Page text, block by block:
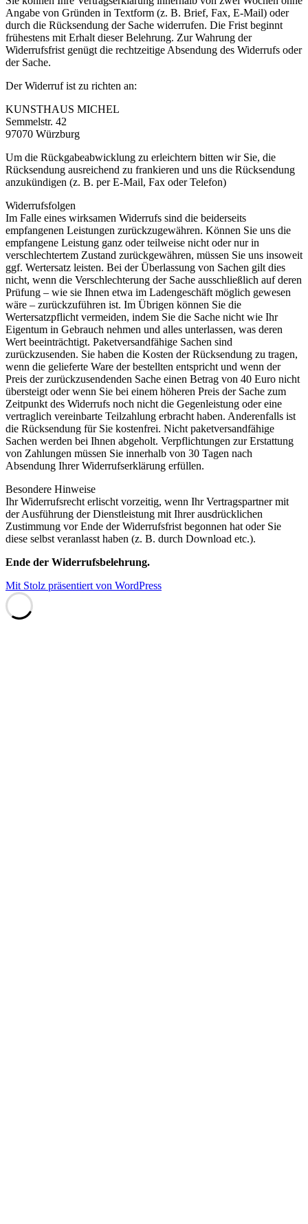
Angabe von Gründen in Textform (z. B. Brief, Fax, E-Mail) oder
durch die Rücksendung der Sache widerrufen. Die Frist beginnt
frühestens mit Erhalt dieser Belehrung. Zur Wahrung der
Widerrufsfrist genügt die rechtzeitige Absendung des Widerrufs oder
der Sache.
Der Widerruf ist zu richten an:
KUNSTHAUS MICHEL
Semmelstr. 42
97070 Würzburg
Um die Rückgabeabwicklung zu erleichtern bitten wir Sie, die
Rücksendung ausreichend zu frankieren und uns die Rücksendung
anzukündigen (z. B. per E-Mail, Fax oder Telefon)
Widerrufsfolgen
Im Falle eines wirksamen Widerrufs sind die beiderseits
empfangenen Leistungen zurückzugewähren. Können Sie uns die
empfangene Leistung ganz oder teilweise nicht oder nur in
verschlechtertem Zustand zurückgewähren, müssen Sie uns insoweit
ggf. Wertersatz leisten. Bei der Überlassung von Sachen gilt dies
nicht, wenn die Verschlechterung der Sache ausschließlich auf deren
Prüfung – wie sie Ihnen etwa im Ladengeschäft möglich gewesen
wäre – zurückzuführen ist. Im Übrigen können Sie die
Wertersatzpflicht vermeiden, indem Sie die Sache nicht wie Ihr
Eigentum in Gebrauch nehmen und alles unterlassen, was deren
Wert beeinträchtigt. Paketversandfähige Sachen sind
zurückzusenden. Sie haben die Kosten der Rücksendung zu tragen,
wenn die gelieferte Ware der bestellten entspricht und wenn der
Preis der zurückzusendenden Sache einen Betrag von 40 Euro nicht
übersteigt oder wenn Sie bei einem höheren Preis der Sache zum
Zeitpunkt des Widerrufs noch nicht die Gegenleistung oder eine
vertraglich vereinbarte Teilzahlung erbracht haben. Anderenfalls ist
die Rücksendung für Sie kostenfrei. Nicht paketversandfähige
Sachen werden bei Ihnen abgeholt. Verpflichtungen zur Erstattung
von Zahlungen müssen Sie innerhalb von 30 Tagen nach
Absendung Ihrer Widerrufserklärung erfüllen.
Besondere Hinweise
Ihr Widerrufsrecht erlischt vorzeitig, wenn Ihr Vertragspartner mit
der Ausführung der Dienstleistung mit Ihrer ausdrücklichen
Zustimmung vor Ende der Widerrufsfrist begonnen hat oder Sie
diese selbst veranlasst haben (z. B. durch Download etc.).
Ende der Widerrufsbelehrung.
Mit Stolz präsentiert von WordPress